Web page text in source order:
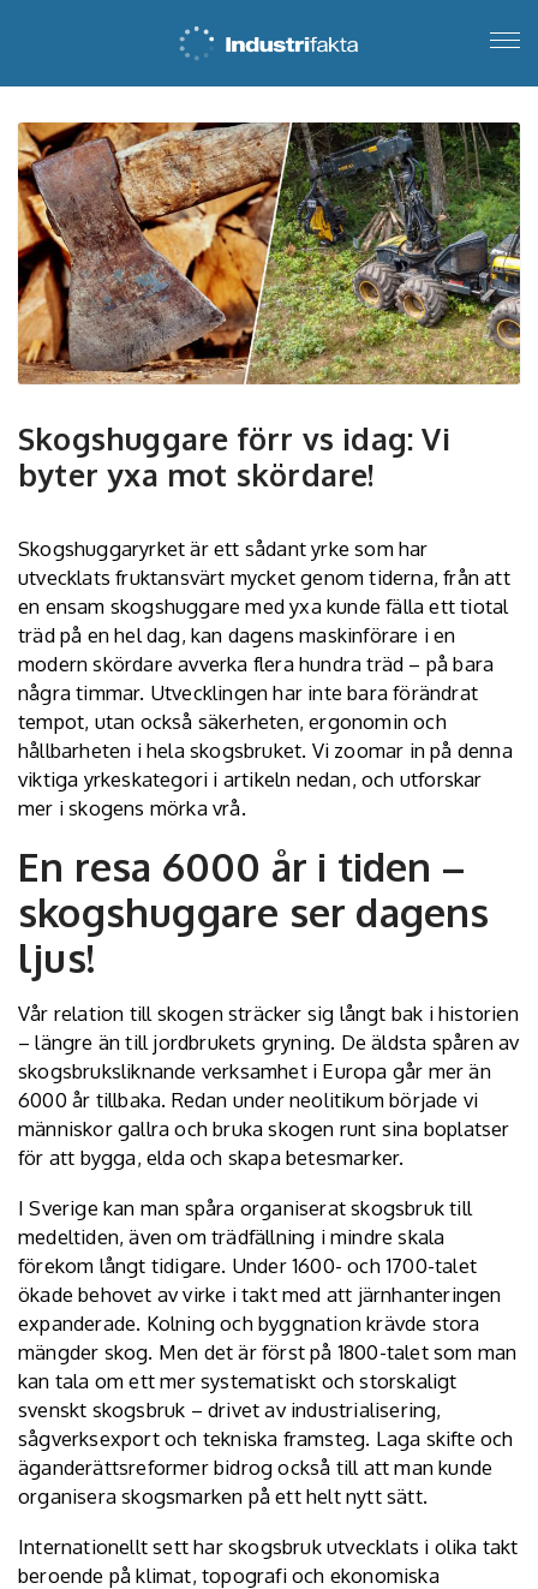
Skogshuggare förr vs idag: Vi
byter yxa mot skördare!
Skogshuggaryrket är ett sådant yrke som har
utvecklats fruktansvärt mycket genom tiderna, från att
en ensam skogshuggare med yxa kunde fälla ett tiotal
träd på en hel dag, kan dagens maskinförare i en
modern skördare avverka flera hundra träd – på bara
några timmar. Utvecklingen har inte bara förändrat
tempot, utan också säkerheten, ergonomin och
hållbarheten i hela skogsbruket. Vi zoomar in på denna
viktiga yrkeskategori i artikeln nedan, och utforskar
mer i skogens mörka vrå.
En resa 6000 år i tiden –
skogshuggare ser dagens
ljus!
Vår relation till skogen sträcker sig långt bak i historien
– längre än till jordbrukets gryning. De äldsta spåren av
skogsbruksliknande verksamhet i Europa går mer än
6000 år tillbaka. Redan under neolitikum började vi
människor gallra och bruka skogen runt sina boplatser
för att bygga, elda och skapa betesmarker.
I Sverige kan man spåra organiserat skogsbruk till
medeltiden, även om trädfällning i mindre skala
förekom långt tidigare. Under 1600- och 1700-talet
ökade behovet av virke i takt med att järnhanteringen
expanderade. Kolning och byggnation krävde stora
mängder skog. Men det är först på 1800-talet som man
kan tala om ett mer systematiskt och storskaligt
svenskt skogsbruk – drivet av industrialisering,
sågverksexport och tekniska framsteg. Laga skifte och
äganderättsreformer bidrog också till att man kunde
organisera skogsmarken på ett helt nytt sätt.
Internationellt sett har skogsbruk utvecklats i olika takt
beroende på klimat, topografi och ekonomiska